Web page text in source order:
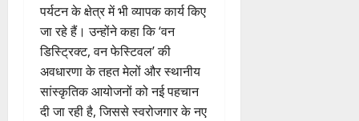
पर्यटन के क्षेत्र में भी व्यापक कार्य किए
जा रहे हैं। उन्होंने कहा कि ‘वन
डिस्ट्रिक्ट, वन फेस्टिवल’ की
अवधारणा के तहत मेलों और स्थानीय
सांस्कृतिक आयोजनों को नई पहचान
दी जा रही है, जिससे स्वरोजगार के नए